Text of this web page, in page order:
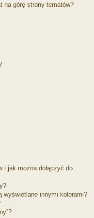
na górę strony tematów?
i jak można dołączyć do
wyświetlane innymi kolorami?